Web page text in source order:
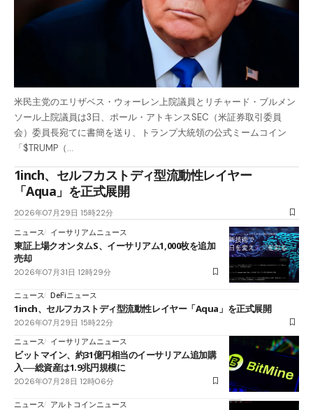
米民主党のエリザベス・ウォーレン上院議員とリチャード・ブルメン
ソール上院議員は3日、ポール・アトキンスSEC（米証券取引委員
会）委員長宛てに書簡を送り、トランプ大統領の公式ミームコイン
「$TRUMP（…
1inch、セルフカストディ型流動性レイヤー
「Aqua」を正式展開
2026年07月29日 15時22分
ニュース
イーサリアムニュース
東証上場クオンタムS、イーサリアム1,000枚を追加
売却
2026年07月31日 12時29分
ニュース DeFiニュース
1inch、セルフカストディ型流動性レイヤー「Aqua」を正式展開
2026年07月29日 15時22分
ニュース
イーサリアムニュース
ビットマイン、約31億円相当のイーサリアム追加購
入──総資産は1.9兆円規模に
2026年07月28日 12時06分
ニュース アルトコインニュース